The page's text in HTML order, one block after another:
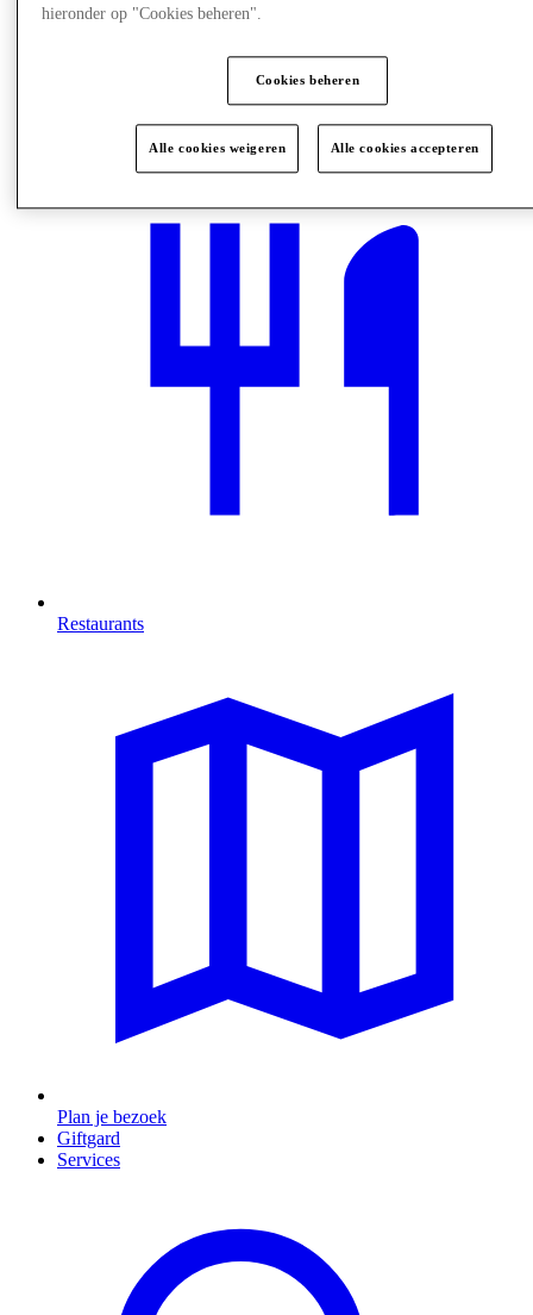
Kinderspeelparadijs
Restaurants
Plan je bezoek
Giftgard
Services
hieronder op "Cookies beheren".
Cookies beheren
Alle cookies weigeren Alle cookies accepteren